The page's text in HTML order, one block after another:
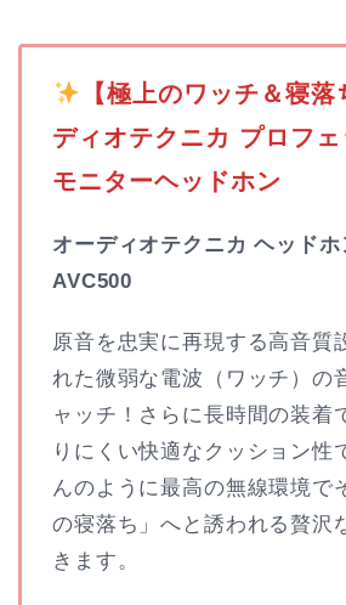
【極上のワッチ＆寝
ディオテクニカ プロフ
モニターヘッドホン
オーディオテクニカ ヘッド
AVC500
原音を忠実に再現する高音質
れた微弱な電波（ワッチ）の
ャッチ！さらに長時間の装着
りにくい快適なクッション性
んのように最高の無線環境で
の寝落ち」へと誘われる贅沢
きます。